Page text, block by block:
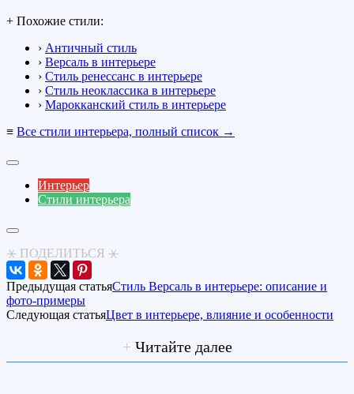
+ Похожие стили:
› Античный стиль
› Версаль в интерьере
› Стиль ренессанс в интерьере
› Стиль неоклассика в интерьере
› Марокканский стиль в интерьере
≡ Все стили интерьера, полный список →
Интерьер
Стили интерьера
⚹ ПОДЕЛИТЬСЯ ⚹
Предыдущая статьяСтиль Версаль в интерьере: описание и
фото-примеры
Следующая статьяЦвет в интерьере, влияние и особенности
+ Читайте далее